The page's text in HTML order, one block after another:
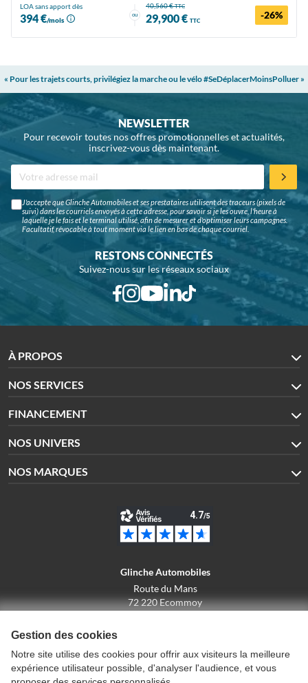
LOA sans apport dès
394 €/mois
ou
40,560 €TTC
29,900 € TTC -26%
« Pour les trajets courts, privilégiez la marche ou le vélo #SeDéplacerMoinsPolluer »
NEWSLETTER
Pour recevoir toutes nos offres promotionnelles et actualités,
inscrivez-vous dès maintenant.
J'accepte que Glinche Automobiles et ses prestataires utilisent des traceurs (pixels de
suivi) dans les courriels envoyés à cette adresse, pour savoir si je les ouvre, l'heure à
laquelle je le fais et le terminal utilisé, afin de mesurer et d'optimiser leurs campagnes.
Facultatif, révocable à tout moment via le lien en bas de chaque courriel.
RESTONS CONNECTÉS
Suivez-nous sur les réseaux sociaux
À PROPOS
NOS SERVICES
FINANCEMENT
NOS UNIVERS
NOS MARQUES
Glinche Automobiles
Route du Mans
72 220 Ecommoy
Conditions générales de vente
Gestion des cookies
Notre site utilise des cookies pour offrir aux visiteurs la meilleure
expérience utilisateur possible, d'analyser l'audience, et vous